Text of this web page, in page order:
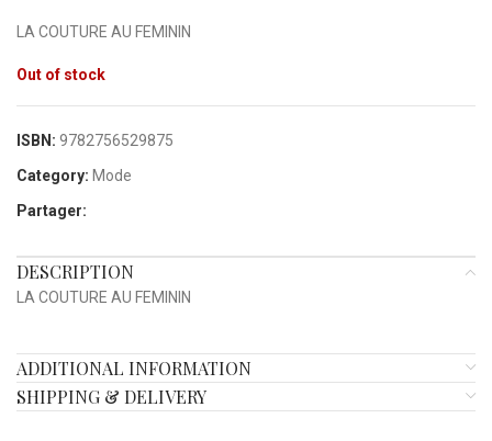
LA COUTURE AU FEMININ
Out of stock
ISBN: 9782756529875
Category: Mode
Partager:
DESCRIPTION
LA COUTURE AU FEMININ
ADDITIONAL INFORMATION
SHIPPING & DELIVERY